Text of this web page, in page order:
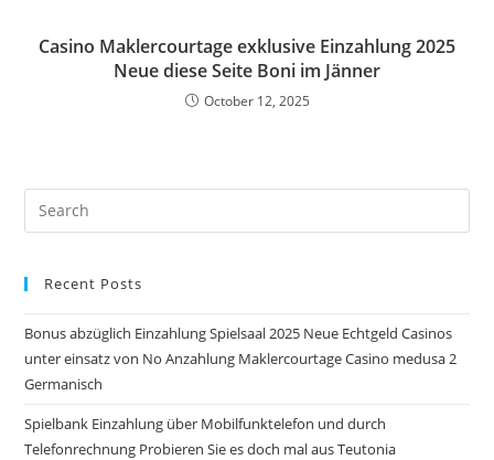
Casino Maklercourtage exklusive Einzahlung 2025
Neue diese Seite Boni im Jänner
October 12, 2025
Recent Posts
Bonus abzüglich Einzahlung Spielsaal 2025 Neue Echtgeld Casinos
unter einsatz von No Anzahlung Maklercourtage Casino medusa 2
Germanisch
Spielbank Einzahlung über Mobilfunktelefon und durch
Telefonrechnung Probieren Sie es doch mal aus Teutonia